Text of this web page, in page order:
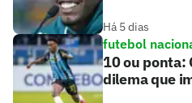
Há 5 dias
futebol
10 ou ponta:
dilema que